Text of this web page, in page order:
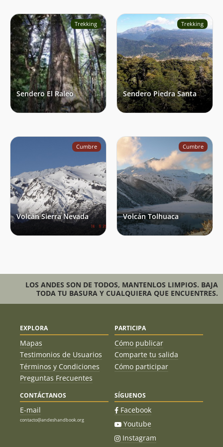
18/09/21 Rodrigo Salazar
23/07/21 Juan Pablo Duran Vergara
09/02/21 Terraventura Outdoor
04/02/20 Fabian Alonso Jara Navarrete
11/01/20 Macarena Fuentealba
21/09/19 Mandiza Avila Ramirez
Montserrat Lara Sutulov
21/06/19
Edgardo Alexis Balboa
06/04/19
Fabián Elso Esparza
Victor Astudillo
Fernanda Astudillo Elgueta
05/01/19
Andres Alcaino
Maria Eugenia Barros
Juan Echeparreborde
21/10/18 Marcel Duhart Gallardo
21/10/18 Yasna Arriagada
06/10/18 Eduardo Atalah
01/04/18 Sebastian Caro Saavedra
Juan Troncoso Salazar
Sebastian Placencia
Trekking
Sendero El Raleo
Trekking
Sendero Piedra Santa
Cumbre
Volcán Sierra Nevada
Cumbre
Volcán Tolhuaca
LOS ANDES SON DE TODOS, MANTENLOS LIMPIOS. BAJA
TODA TU BASURA Y CUALQUIERA QUE ENCUENTRES.
EXPLORA
Mapas
Testimonios de Usuarios
Términos y Condiciones
Preguntas Frecuentes
PARTICIPA
Cómo publicar
Comparte tu salida
Cómo participar
CONTÁCTANOS
E-mail
contacto@andeshandbook.org
SÍGUENOS
Facebook
Youtube
Instagram